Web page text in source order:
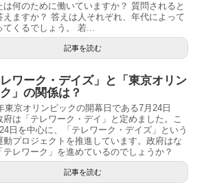
は何のために働いていますか？ 質問されると
えますか？ 答えは人それぞれ、年代によって
てくるでしょう。 若...
記事を読む
レワーク・デイズ」と「東京オリン
」の関係は？
東京オリンピックの開幕日である7月24日
府は「テレワーク・デイ」と定めました。こ
日を中心に、「テレワーク・デイズ」という
動プロジェクトを推進しています。政府はな
テレワーク」を進めているのでしょうか？
記事を読む